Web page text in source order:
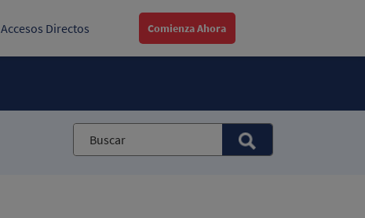
Accesos Directos Comienza Ahora